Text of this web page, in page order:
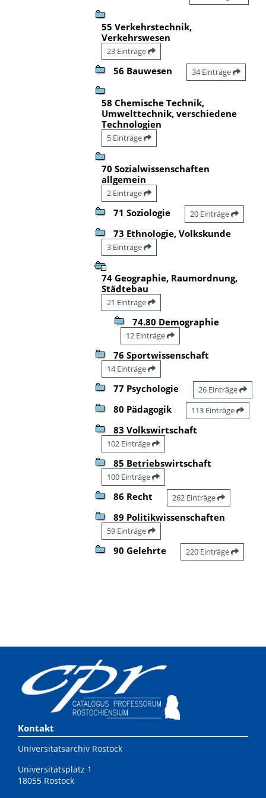
55 Verkehrstechnik,
Verkehrswesen
23 Einträge
56 Bauwesen 34 Einträge
58 Chemische Technik,
Umwelttechnik, verschiedene
Technologien
5 Einträge
70 Sozialwissenschaften
allgemein
2 Einträge
71 Soziologie 20 Einträge
73 Ethnologie, Volkskunde
3 Einträge
74 Geographie, Raumordnung,
Städtebau
21 Einträge
74.80 Demographie
12 Einträge
76 Sportwissenschaft
14 Einträge
77 Psychologie 26 Einträge
80 Pädagogik 113 Einträge
83 Volkswirtschaft
102 Einträge
85 Betriebswirtschaft
100 Einträge
86 Recht 262 Einträge
89 Politikwissenschaften
59 Einträge
90 Gelehrte 220 Einträge
Kontakt
Universitätsarchiv Rostock
Universitätsplatz 1
18055 Rostock